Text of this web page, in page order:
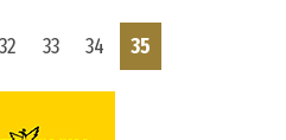
32 33 34 35